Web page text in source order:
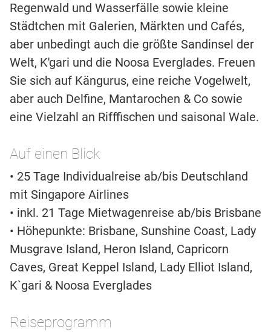
Regenwald und Wasserfälle sowie kleine
Städtchen mit Galerien, Märkten und Cafés,
aber unbedingt auch die größte Sandinsel der
Welt, K'gari und die Noosa Everglades. Freuen
Sie sich auf Kängurus, eine reiche Vogelwelt,
aber auch Delfine, Mantarochen & Co sowie
eine Vielzahl an Rifffischen und saisonal Wale.
Auf einen Blick
• 25 Tage Individualreise ab/bis Deutschland
mit Singapore Airlines
• inkl. 21 Tage Mietwagenreise ab/bis Brisbane
• Höhepunkte: Brisbane, Sunshine Coast, Lady
Musgrave Island, Heron Island, Capricorn
Caves, Great Keppel Island, Lady Elliot Island,
K`gari & Noosa Everglades
Reiseprogramm